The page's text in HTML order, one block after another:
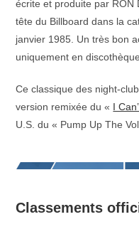
écrite et produite par RON
tête du Billboard dans la
janvier 1985. Un très bon
uniquement en discothèque.
Ce classique des night-
version remixée du « I
U.S. du « Pump Up The
Classements